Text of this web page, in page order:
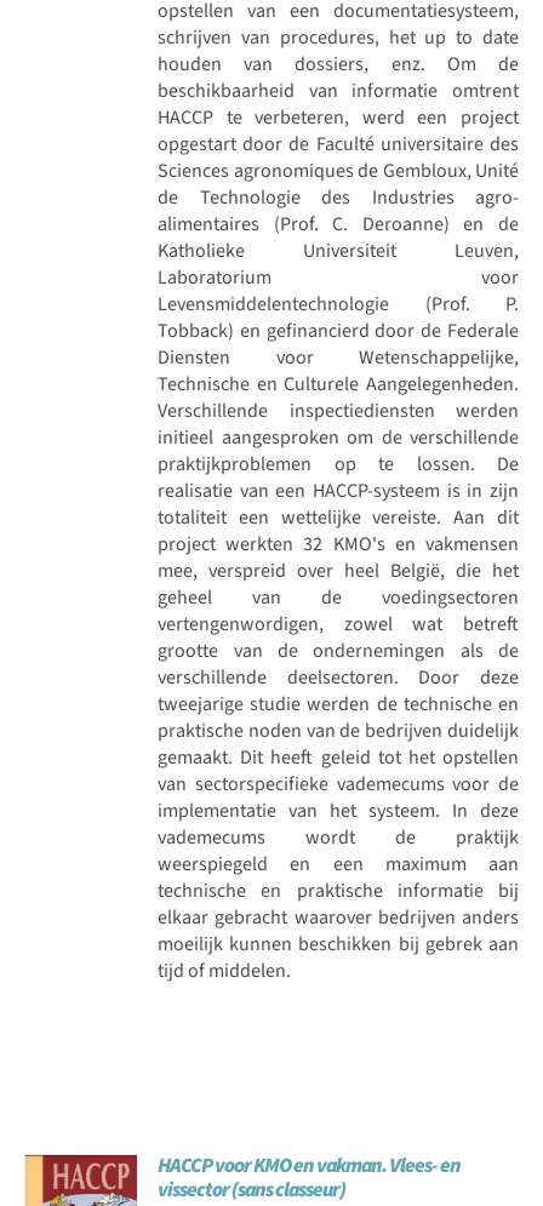
opstellen van een documentatiesysteem,
schrijven van procedures, het up to date
houden van dossiers, enz. Om de
beschikbaarheid van informatie omtrent
HACCP te verbeteren, werd een project
opgestart door de Faculté universitaire des
Sciences agronomiques de Gembloux, Unité
de Technologie des Industries agro-
alimentaires (Prof. C. Deroanne) en de
Katholieke Universiteit Leuven,
Laboratorium voor
Levensmiddelentechnologie (Prof. P.
Tobback) en gefinancierd door de Federale
Diensten voor Wetenschappelijke,
Technische en Culturele Aangelegenheden.
Verschillende inspectiediensten werden
initieel aangesproken om de verschillende
praktijkproblemen op te lossen. De
realisatie van een HACCP-systeem is in zijn
totaliteit een wettelijke vereiste. Aan dit
project werkten 32 KMO's en vakmensen
mee, verspreid over heel België, die het
geheel van de voedingsectoren
vertengenwordigen, zowel wat betreft
grootte van de ondernemingen als de
verschillende deelsectoren. Door deze
tweejarige studie werden de technische en
praktische noden van de bedrijven duidelijk
gemaakt. Dit heeft geleid tot het opstellen
van sectorspecifieke vademecums voor de
implementatie van het systeem. In deze
vademecums wordt de praktijk
weerspiegeld en een maximum aan
technische en praktische informatie bij
elkaar gebracht waarover bedrijven anders
moeilijk kunnen beschikken bij gebrek aan
tijd of middelen.
HACCP voor KMO en vakman. Vlees- en
vissector (sans classeur)